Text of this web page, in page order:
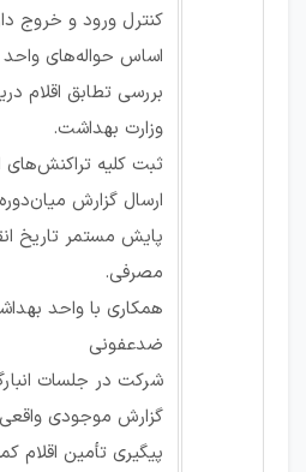
کنترل ورود و خروج
اساس حواله‌های واحد
بررسی تطابق اقلام
وزارت بهداشت.
ارسال گزارش
پایش مستمر تاریخ
مصرفی.
همکاری با واحد
ضدعفونی
شرکت در جلسات
گزارش موجودی
پیگیری تأمین اقلام